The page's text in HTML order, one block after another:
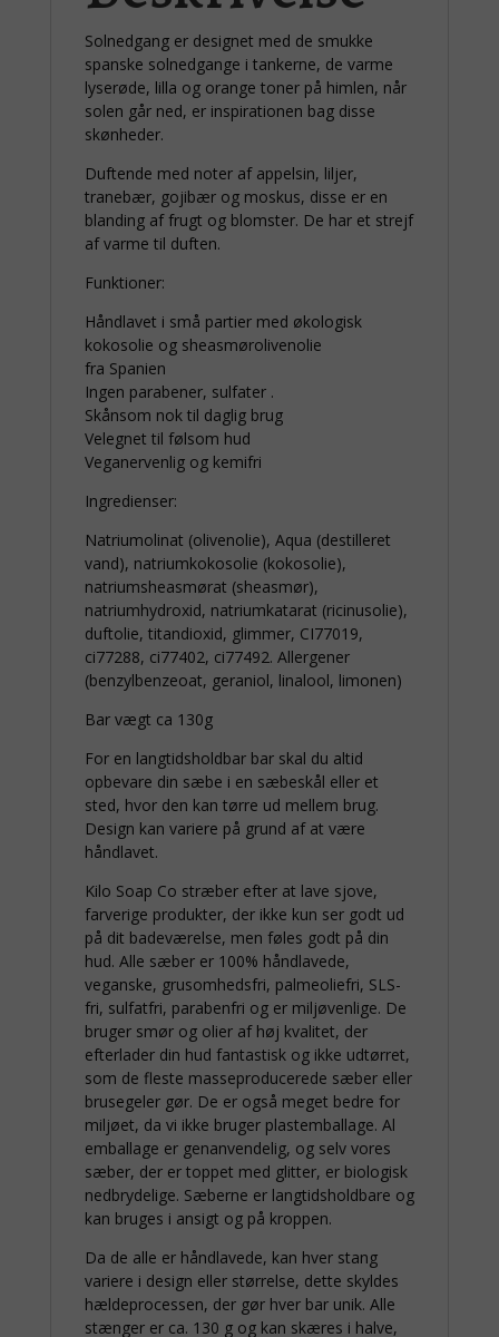
Solnedgang er designet med de smukke
spanske solnedgange i tankerne, de varme
lyserøde, lilla og orange toner på himlen, når
solen går ned, er inspirationen bag disse
skønheder.
Duftende med noter af appelsin, liljer,
tranebær, gojibær og moskus, disse er en
blanding af frugt og blomster. De har et strejf
af varme til duften.
Funktioner:
Håndlavet i små partier med økologisk
kokosolie og sheasmørolivenolie
fra Spanien
Ingen parabener, sulfater .
Skånsom nok til daglig brug
Velegnet til følsom hud
Veganervenlig og kemifri
Ingredienser:
Natriumolinat (olivenolie), Aqua (destilleret
vand), natriumkokosolie (kokosolie),
natriumsheasmørat (sheasmør),
natriumhydroxid, natriumkatarat (ricinusolie),
duftolie, titandioxid, glimmer, CI77019,
ci77288, ci77402, ci77492. Allergener
(benzylbenzeoat, geraniol, linalool, limonen)
Bar vægt ca 130g
For en langtidsholdbar bar skal du altid
opbevare din sæbe i en sæbeskål eller et
sted, hvor den kan tørre ud mellem brug.
Design kan variere på grund af at være
håndlavet.
Kilo Soap Co stræber efter at lave sjove,
farverige produkter, der ikke kun ser godt ud
på dit badeværelse, men føles godt på din
hud. Alle sæber er 100% håndlavede,
veganske, grusomhedsfri, palmeoliefri, SLS-
fri, sulfatfri, parabenfri og er miljøvenlige. De
bruger smør og olier af høj kvalitet, der
efterlader din hud fantastisk og ikke udtørret,
som de fleste masseproducerede sæber eller
brusegeler gør. De er også meget bedre for
miljøet, da vi ikke bruger plastemballage. Al
emballage er genanvendelig, og selv vores
sæber, der er toppet med glitter, er biologisk
nedbrydelige. Sæberne er langtidsholdbare og
kan bruges i ansigt og på kroppen.
Da de alle er håndlavede, kan hver stang
variere i design eller størrelse, dette skyldes
hældeprocessen, der gør hver bar unik. Alle
stænger er ca. 130 g og kan skæres i halve,